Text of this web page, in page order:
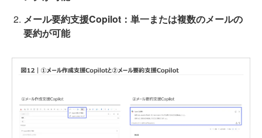
メール要約支援Copilot：単一または複数のメールの
要約が可能